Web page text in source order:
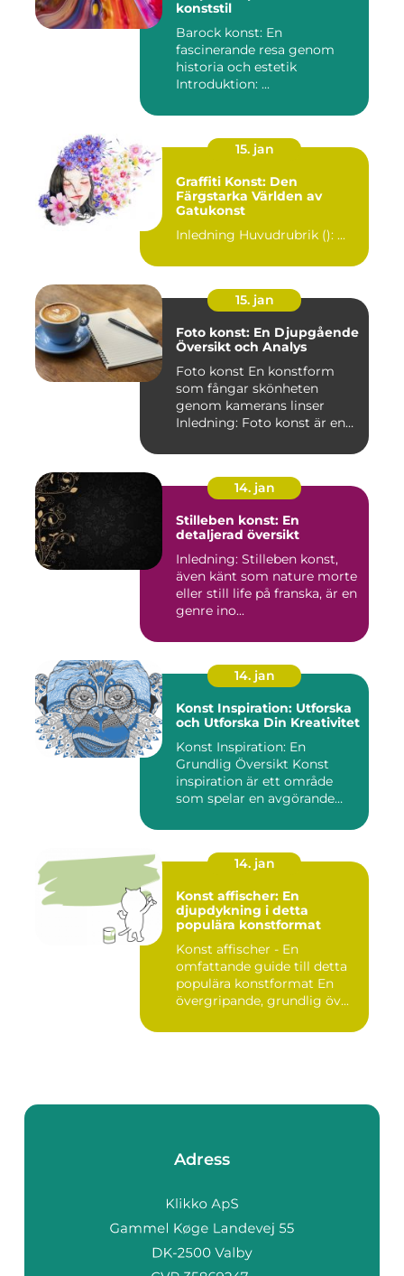
konststil
Barock konst: En
fascinerande resa genom
historia och estetik
Introduktion: ...
15. jan
Graffiti Konst: Den
Färgstarka Världen av
Gatukonst
Inledning Huvudrubrik (): ...
15. jan
Foto konst: En Djupgående
Översikt och Analys
Foto konst En konstform
som fångar skönheten
genom kamerans linser
Inledning: Foto konst är en
14. jan
Stilleben konst: En
detaljerad översikt
Inledning: Stilleben konst,
även känt som nature morte
eller still life på franska, är en
genre ino...
14. jan
Konst Inspiration: Utforska
och Utforska Din Kreativitet
Konst Inspiration: En
Grundlig Översikt Konst
inspiration är ett område
som spelar en avgörande
14. jan
Konst affischer: En
djupdykning i detta
populära konstformat
Konst affischer - En
omfattande guide till detta
populära konstformat En
övergripande, grundlig öv...
Adress